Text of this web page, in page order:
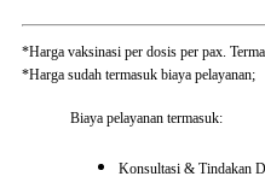
*Harga vaksinasi per dosis per pax.
*Harga sudah termasuk biaya pelayanan;
Biaya pelayanan termasuk:
Konsultasi & Tindakan